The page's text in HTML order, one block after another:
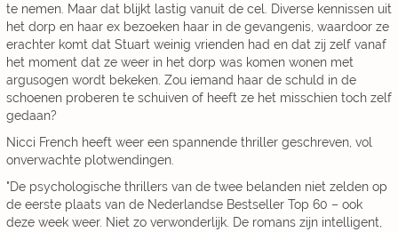
te nemen. Maar dat blijkt lastig vanuit de cel. Diverse kennissen uit
het dorp en haar ex bezoeken haar in de gevangenis, waardoor ze
erachter komt dat Stuart weinig vrienden had en dat zij zelf vanaf
het moment dat ze weer in het dorp was komen wonen met
argusogen wordt bekeken. Zou iemand haar de schuld in de
schoenen proberen te schuiven of heeft ze het misschien toch zelf
gedaan?
Nicci French heeft weer een spannende thriller geschreven, vol
onverwachte plotwendingen.
"De psychologische thrillers van de twee belanden niet zelden op
de eerste plaats van de Nederlandse Bestseller Top 60 – ook
deze week weer. Niet zo verwonderlijk. De romans zijn intelligent,